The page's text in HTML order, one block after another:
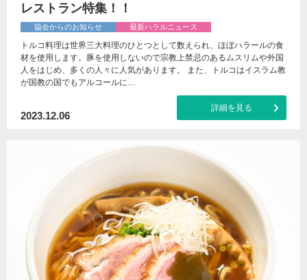
レストラン特集！！
協会からのお知らせ 最新ハラルニュース
トルコ料理は世界三大料理のひとつとして数えられ、ほぼハラールの食
材を使用します。豚を使用しないので宗教上禁忌のあるムスリムや外国
人をはじめ、多くの人々に人気があります。 また、トルコはイスラム教
が国教の国でもアルコールに…
2023.12.06
詳細を見る